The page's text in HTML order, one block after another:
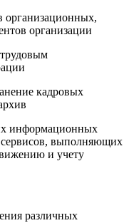
организационных,
организации
кадровых
информационных
выполняющих
и учету
различных